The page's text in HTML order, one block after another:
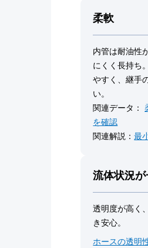
柔軟
内管は耐油性
にくく長持ち
やすく、継手
い。
関連データ：
を確認
関連解説：最
流体状況
透明度が高く
き安心。
ホースの透明